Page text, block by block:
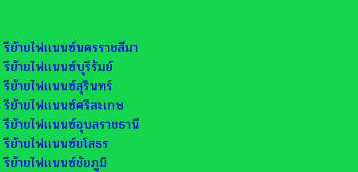
รีย้ายไฟเเนนซ์นครราชสีมา
รีย้ายไฟเเนนซ์บุรีรัมย์
รีย้ายไฟเเนนซ์สุรินทร์
รีย้ายไฟเเนนซ์ศรีสะเกษ
รีย้ายไฟเเนนซ์อุบลราชธานี
รีย้ายไฟเเนนซ์ยโสธร
รีย้ายไฟเเนนซ์ชัยภูมิ